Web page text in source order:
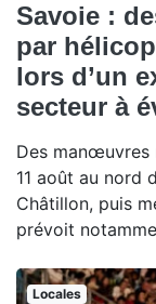
Savoie :
par
lors d’un
secteur à
Des manœuvres
11 août au nord
Châtillon, puis
prévoit
Locales